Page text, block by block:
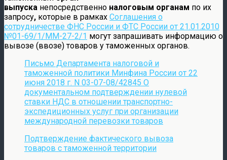
выпуска непосредственно налоговым органам по их
запросу, которые в рамках Соглашения о
сотрудничестве ФНС России и ФТС России от 21.01.2010
№01-69/1/ММ-27-2/1 могут запрашивать информацию о
вывозе (ввозе) товаров у таможенных органов.
Письмо Департамента налоговой и
таможенной политики Минфина России от 22
июня 2018 г. N 03-07-08/42845 О
документальном подтверждении нулевой
ставки НДС в отношении транспортно-
экспедиционных услуг при организации
международной перевозки товаров
Подтверждение фактического вывоза
товаров с таможенной территории